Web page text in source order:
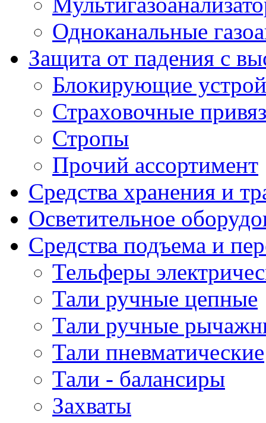
Одноканальные
Защита от падения с
Блокирующие
Страховочные
Стропы
Прочий ассортимент
Средства хранения и
Осветительное
Средства подъема и
Тельферы
Тали ручные цепные
Тали ручные
Тали пневматические
Тали - балансиры
Захваты